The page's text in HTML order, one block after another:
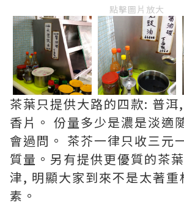
點擊圖片放大
茶葉只提供大路的四款: 普洱
香片。 份量多少是濃是淡適
會過問 。 茶芥一律只收三元
質量。另有提供更優質的茶
津, 明顯大家到來不是太著重
素。